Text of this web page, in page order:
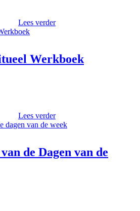
Lees verder
Werkboek
Lees verder
de Dagen van de